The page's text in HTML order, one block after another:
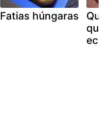
Fatias húngaras